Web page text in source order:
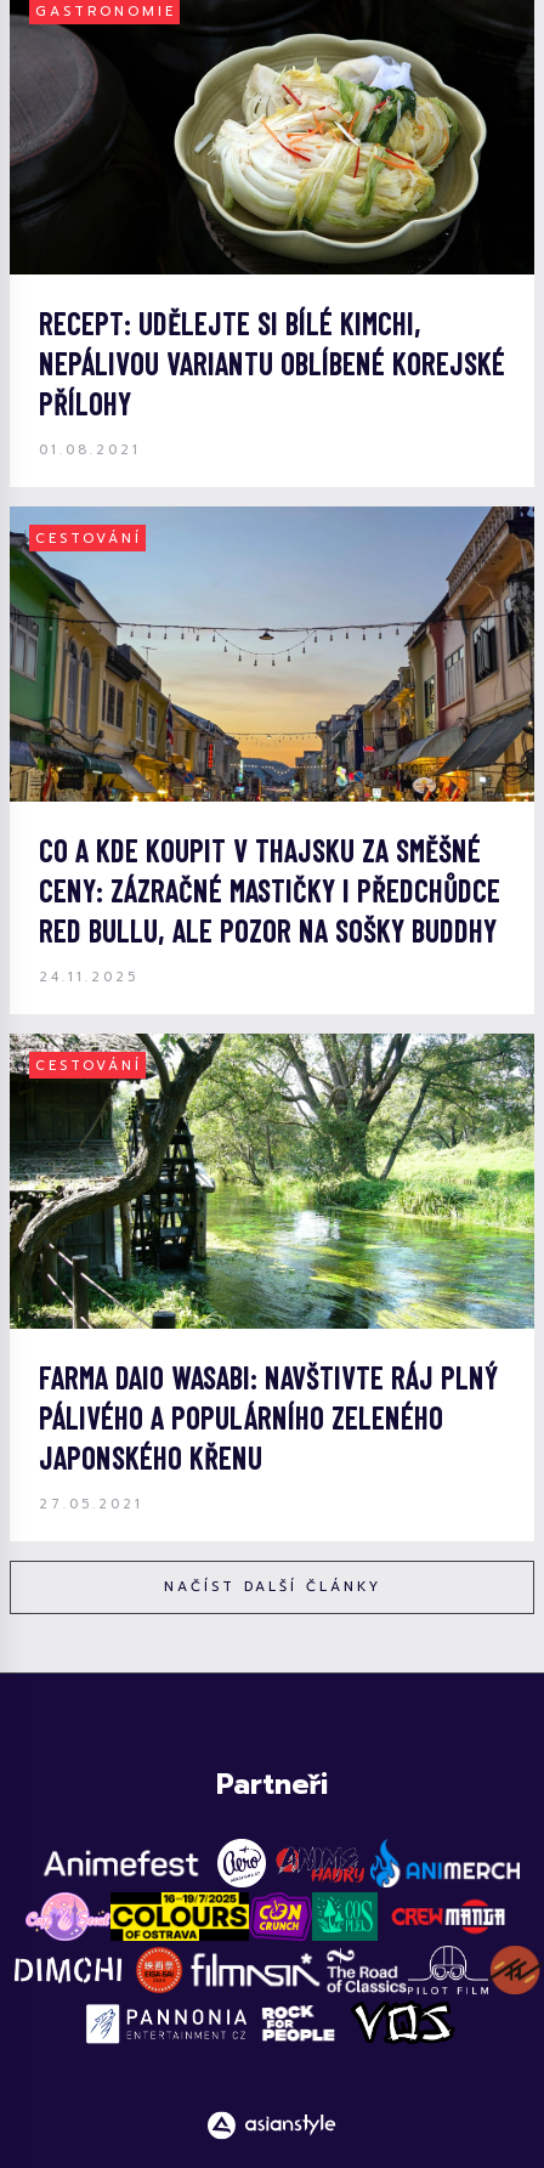
GASTRONOMIE
RECEPT: UDĚLEJTE SI BÍLÉ KIMCHI,
NEPÁLIVOU VARIANTU OBLÍBENÉ KOREJSKÉ
PŘÍLOHY
01.08.2021
CESTOVÁNÍ
CO A KDE KOUPIT V THAJSKU ZA SMĚŠNÉ
CENY: ZÁZRAČNÉ MASTIČKY I PŘEDCHŮDCE
RED BULLU, ALE POZOR NA SOŠKY BUDDHY
24.11.2025
CESTOVÁNÍ
FARMA DAIO WASABI: NAVŠTIVTE RÁJ PLNÝ
PÁLIVÉHO A POPULÁRNÍHO ZELENÉHO
JAPONSKÉHO KŘENU
27.05.2021
NAČÍST DALŠÍ ČLÁNKY
Partneři